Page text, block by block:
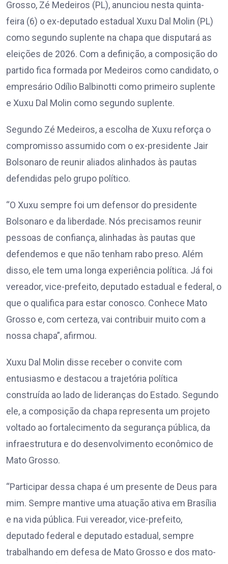
Grosso, Zé Medeiros (PL), anunciou nesta quinta-
feira (6) o ex-deputado estadual Xuxu Dal Molin (PL)
como segundo suplente na chapa que disputará as
eleições de 2026. Com a definição, a composição do
partido fica formada por Medeiros como candidato, o
empresário Odílio Balbinotti como primeiro suplente
e Xuxu Dal Molin como segundo suplente.
Segundo Zé Medeiros, a escolha de Xuxu reforça o
compromisso assumido com o ex-presidente Jair
Bolsonaro de reunir aliados alinhados às pautas
defendidas pelo grupo político.
“O Xuxu sempre foi um defensor do presidente
Bolsonaro e da liberdade. Nós precisamos reunir
pessoas de confiança, alinhadas às pautas que
defendemos e que não tenham rabo preso. Além
disso, ele tem uma longa experiência política. Já foi
vereador, vice-prefeito, deputado estadual e federal, o
que o qualifica para estar conosco. Conhece Mato
Grosso e, com certeza, vai contribuir muito com a
nossa chapa”, afirmou.
Xuxu Dal Molin disse receber o convite com
entusiasmo e destacou a trajetória política
construída ao lado de lideranças do Estado. Segundo
ele, a composição da chapa representa um projeto
voltado ao fortalecimento da segurança pública, da
infraestrutura e do desenvolvimento econômico de
Mato Grosso.
“Participar dessa chapa é um presente de Deus para
mim. Sempre mantive uma atuação ativa em Brasília
e na vida pública. Fui vereador, vice-prefeito,
deputado federal e deputado estadual, sempre
trabalhando em defesa de Mato Grosso e dos mato-